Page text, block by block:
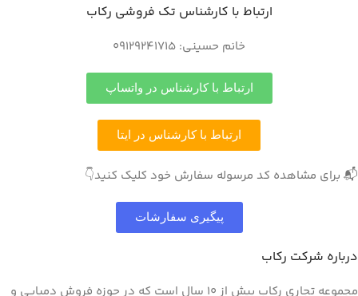
ارتباط با کارشناس تک فروشی رکاب
خانم حسینی: 09129241715
ارتباط با کارشناس در واتساپ
ارتباط با کارشناس در ایتا
📬 برای مشاهده کد مرسوله سفارش خود کلیک کنید👇
پیگیری سفارشات
درباره شرکت رکاب
مجموعه تجاری رکاب بیش از 10 سال است که در حوزه فروش دمپایی و